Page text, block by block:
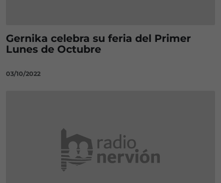
Gernika celebra su feria del Primer
Lunes de Octubre
03/10/2022